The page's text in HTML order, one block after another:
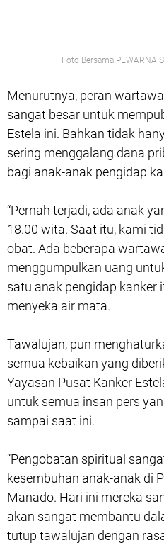
Foto Bersama PEWARNA
Menurutnya, peran
sangat besar untuk
Estela ini. Bahkan tidak
sering menggalang dana
bagi anak-anak pengidap
“Pernah terjadi, ada anak
18.00 wita. Saat itu, kami
obat. Ada beberapa
menggumpulkan uang
satu anak pengidap kanker
menyeka air mata.
Tawalujan, pun
semua kebaikan yang
Yayasan Pusat Kanker
untuk semua insan pers
sampai saat ini.
“Pengobatan spiritual
kesembuhan anak-anak di
Manado. Hari ini mereka
akan sangat membantu
tutup tawalujan dengan